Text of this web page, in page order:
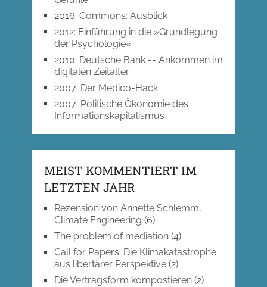
2016: Commons: Ausblick
2012: Einführung in die »Grundlegung
der Psychologie«
2010: Deutsche Bank -- Ankommen im
digitalen Zeitalter
2007: Der Medico-Hack
2007: Politische Ökonomie des
Informationskapitalismus
MEIST KOMMENTIERT IM
LETZTEN JAHR
Rezension von Annette Schlemm,
Climate Engineering (6)
The problem of mediation(4)
Call for Papers: Die Klimakatastrophe
aus libertärer Perspektive(2)
Die Vertragsform kompostieren(2)